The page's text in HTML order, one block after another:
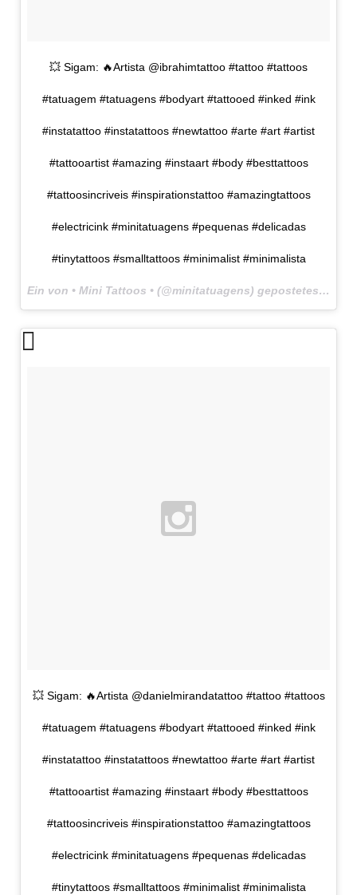
💥 Sigam: 🔥Artista @ibrahimtattoo #tattoo #tattoos
#tatuagem #tatuagens #bodyart #tattooed #inked #ink
#instatattoo #instatattoos #newtattoo #arte #art #artist
#tattooartist #amazing #instaart #body #besttattoos
#tattoosincriveis #inspirationstattoo #amazingtattoos
#electricink #minitatuagens #pequenas #delicadas
#tinytattoos #smalltattoos #minimalist #minimalista
Ein von • Mini Tattoos • (@minitatuagens) gepostetes Foto am
💥 Sigam: 🔥Artista @danielmirandatattoo #tattoo #tattoos
#tatuagem #tatuagens #bodyart #tattooed #inked #ink
#instatattoo #instatattoos #newtattoo #arte #art #artist
#tattooartist #amazing #instaart #body #besttattoos
#tattoosincriveis #inspirationstattoo #amazingtattoos
#electricink #minitatuagens #pequenas #delicadas
#tinytattoos #smalltattoos #minimalist #minimalista